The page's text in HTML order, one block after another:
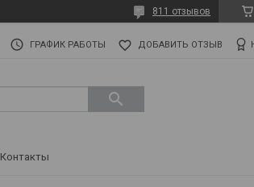
811 отзывов
ГРАФИК РАБОТЫ ДОБАВИТЬ ОТЗЫВ
Контакты